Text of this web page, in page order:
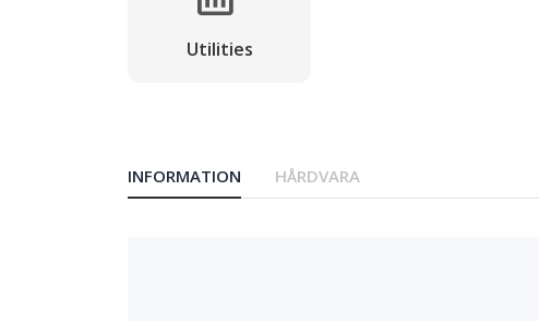
Utilities
INFORMATION HÅRDVARA